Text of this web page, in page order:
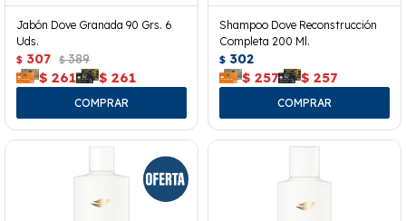
Jabón Dove Granada 90 Grs. 6
Uds.
$ 307 $ 389
$ 261 $ 261
Shampoo Dove Reconstrucción
Completa 200 Ml.
$ 302
$ 257 $ 257